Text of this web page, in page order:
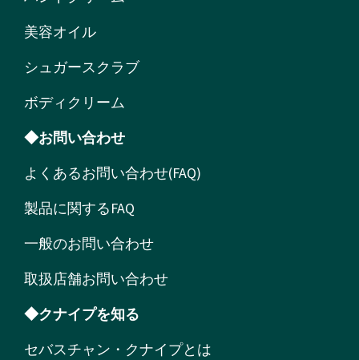
美容オイル
シュガースクラブ
ボディクリーム
◆お問い合わせ
よくあるお問い合わせ(FAQ)
製品に関するFAQ
一般のお問い合わせ
取扱店舗お問い合わせ
◆クナイプを知る
セバスチャン・クナイプとは